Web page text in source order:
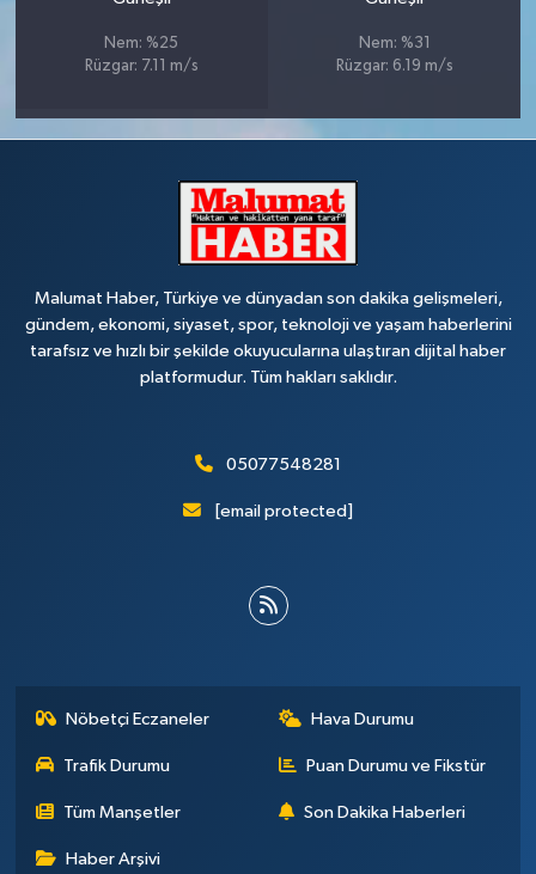
Nem: %25
Rüzgar: 7.11 m/s
Nem: %31
Rüzgar: 6.19 m/s
Malumat Haber, Türkiye ve dünyadan son dakika gelişmeleri,
gündem, ekonomi, siyaset, spor, teknoloji ve yaşam haberlerini
tarafsız ve hızlı bir şekilde okuyucularına ulaştıran dijital haber
platformudur. Tüm hakları saklıdır.
05077548281
[email protected]
Nöbetçi Eczaneler Hava Durumu
Trafik Durumu Puan Durumu ve Fikstür
Tüm Manşetler Son Dakika Haberleri
Haber Arşivi